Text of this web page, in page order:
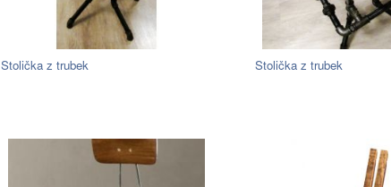
Stolička z trubek Stolička z trubek